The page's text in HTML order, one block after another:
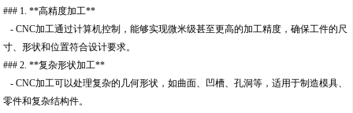
### 1. **高精度加工**
- CNC加工通过计算机控制，能够实现微米级甚至更高的加工精度，确保工件的尺
寸、形状和位置符合设计要求。
### 2. **复杂形状加工**
- CNC加工可以处理复杂的几何形状，如曲面、凹槽、孔洞等，适用于制造模具、
零件和复杂结构件。